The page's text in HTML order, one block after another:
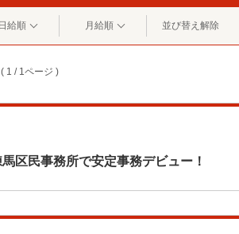
日給順 月給順 並び替え解除
( 1 / 1ページ )
区民事務所で安定事務デビュー！